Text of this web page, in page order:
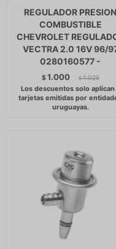
REGULADOR PRESION
COMBUSTIBLE
CHEVROLET
VECTRA 2.0 16V 96/
0280160577 -
$1.000 $ 1.025